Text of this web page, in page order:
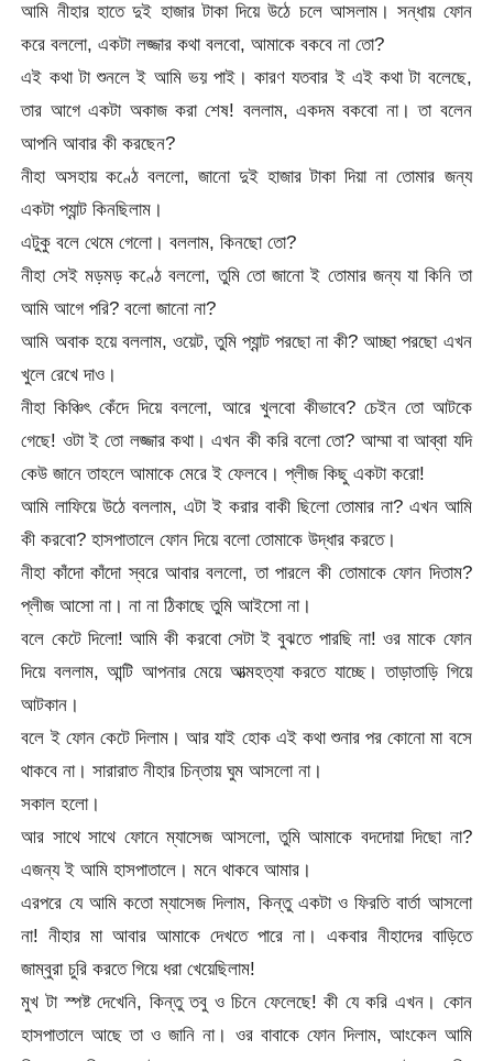
আমি নীহার হাতে দুই হাজার টাকা দিয়ে উঠে চলে আসলাম। সন্ধায় ফোন
করে বললো, একটা লজ্জার কথা বলবো, আমাকে বকবে না তো?
এই কথা টা শুনলে ই আমি ভয় পাই। কারণ যতবার ই এই কথা টা বলেছে,
তার আগে একটা অকাজ করা শেষ! বললাম, একদম বকবো না। তা বলেন
আপনি আবার কী করছেন?
নীহা অসহায় কণ্ঠে বললো, জানো দুই হাজার টাকা দিয়া না তোমার জন্য
একটা প্যান্ট কিনছিলাম।
এটুকু বলে থেমে গেলো। বললাম, কিনছো তো?
নীহা সেই মড়মড় কণ্ঠে বললো, তুমি তো জানো ই তোমার জন্য যা কিনি তা
আমি আগে পরি? বলো জানো না?
আমি অবাক হয়ে বললাম, ওয়েট, তুমি প্যান্ট পরছো না কী? আচ্ছা পরছো এখন
খুলে রেখে দাও।
নীহা কিঞ্চিৎ কেঁদে দিয়ে বললো, আরে খুলবো কীভাবে? চেইন তো আটকে
গেছে! ওটা ই তো লজ্জার কথা। এখন কী করি বলো তো? আম্মা বা আব্বা যদি
কেউ জানে তাহলে আমাকে মেরে ই ফেলবে। প্লীজ কিছু একটা করো!
আমি লাফিয়ে উঠে বললাম, এটা ই করার বাকী ছিলো তোমার না? এখন আমি
কী করবো? হাসপাতালে ফোন দিয়ে বলো তোমাকে উদ্ধার করতে।
নীহা কাঁদো কাঁদো স্বরে আবার বললো, তা পারলে কী তোমাকে ফোন দিতাম?
প্লীজ আসো না। না না ঠিকাছে তুমি আইসো না।
বলে কেটে দিলো! আমি কী করবো সেটা ই বুঝতে পারছি না! ওর মাকে ফোন
দিয়ে বললাম, আন্টি আপনার মেয়ে আত্মহত্যা করতে যাচ্ছে। তাড়াতাড়ি গিয়ে
আটকান।
বলে ই ফোন কেটে দিলাম। আর যাই হোক এই কথা শুনার পর কোনো মা বসে
থাকবে না। সারারাত নীহার চিন্তায় ঘুম আসলো না।
সকাল হলো।
আর সাথে সাথে ফোনে ম্যাসেজ আসলো, তুমি আমাকে বদদোয়া দিছো না?
এজন্য ই আমি হাসপাতালে। মনে থাকবে আমার।
এরপরে যে আমি কতো ম্যাসেজ দিলাম, কিন্তু একটা ও ফিরতি বার্তা আসলো
না! নীহার মা আবার আমাকে দেখতে পারে না। একবার নীহাদের বাড়িতে
জাম্বুরা চুরি করতে গিয়ে ধরা খেয়েছিলাম!
মুখ টা স্পষ্ট দেখেনি, কিন্তু তবু ও চিনে ফেলেছে! কী যে করি এখন। কোন
হাসপাতালে আছে তা ও জানি না। ওর বাবাকে ফোন দিলাম, আংকেল আমি